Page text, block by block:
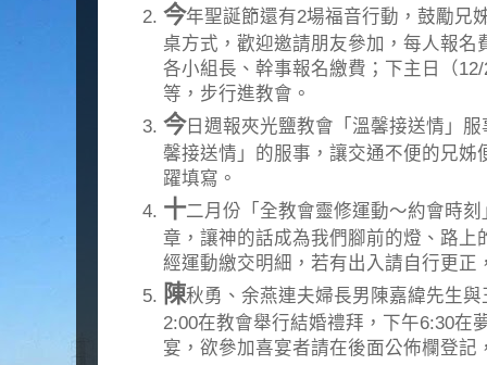
今年聖誕節還有2場福音行動，鼓勵兄
桌方式，歡迎邀請朋友參加，每人報名
各小組長、幹事報名繳費；下主日（
等，步行進教會。
今日週報夾光鹽教會「溫馨接送情」
馨接送情」的服事，讓交通不便的兄姊
躍填寫。
十二月份「全教會靈修運動～約會時
章，讓神的話成為我們腳前的燈、路上
經運動繳交明細，若有出入請自行更正
陳秋勇、余燕連夫婦長男陳嘉緯先生
2:00在教會舉行結婚禮拜，下午6:30在
宴，欲參加喜宴者請在後面公佈欄登記